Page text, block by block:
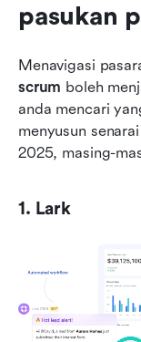
pasukan
Menavigasi
scrum boleh
anda mencari
menyusun
2025, masing-
1. Lark